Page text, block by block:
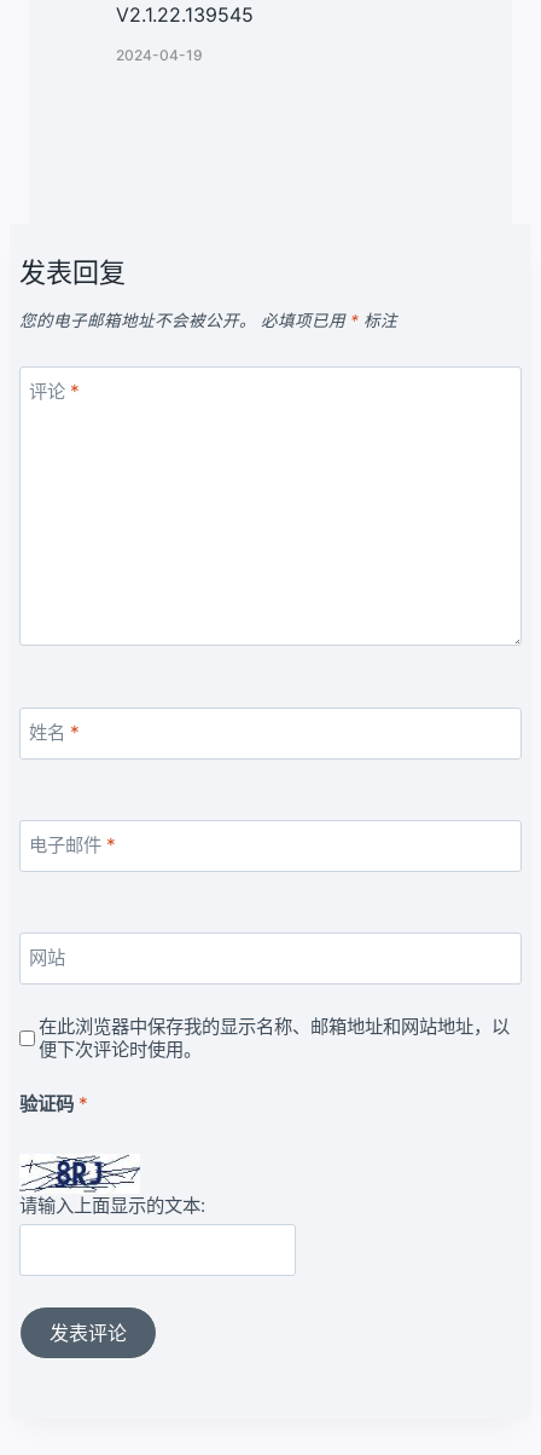
V2.1.22.139545
2024-04-19
发表回复
您的电子邮箱地址不会被公开。 必填项已用 * 标注
评论 *
姓名 *
电子邮件 *
网站
在此浏览器中保存我的显示名称、邮箱地址和网站地址，以
便下次评论时使用。
验证码 *
请输入上面显示的文本: